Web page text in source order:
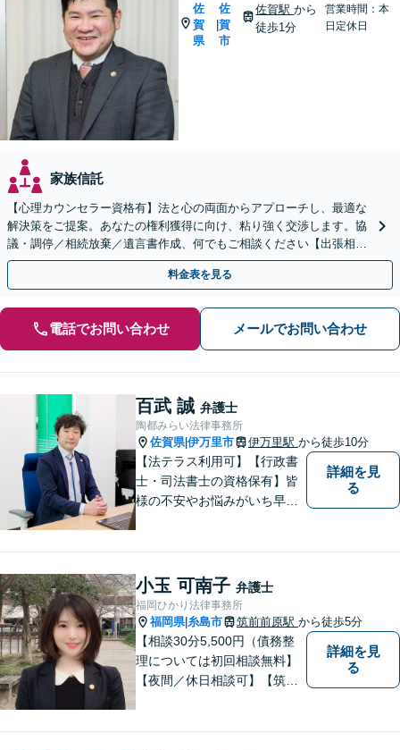
佐
賀
県
|
佐
賀
市
佐賀駅から
徒歩1分
営業時間：本
日定休日
家族信託
【心理カウンセラー資格有】法と心の両面からアプローチし、最適な
解決策をご提案。あなたの権利獲得に向け、粘り強く交渉します。協
議・調停／相続放棄／遺言書作成、何でもご相談ください【出張相談
可】【初回相談無料】【佐賀駅1分】
料金表を見る
電話でお問い合わせ メールでお問い合わせ
百武 誠 弁護士
陶都みらい法律事務所
佐賀県|伊万里市 伊万里駅 から徒歩10分
【法テラス利用可】【行政書
士・司法書士の資格保有】皆
様の不安やお悩みがいち早く
たします。また、依頼者様が
お悩みを話しやすい環境作り
を心がけております。
詳細を見
る
小玉 可南子 弁護士
福岡ひかり法律事務所
福岡県| 糸島市 筑前前原駅 から徒歩5分
【相談30分5,500円（債務整
理については初回相談無料】
【夜間／休日相談可】【筑前
詳細を見
る